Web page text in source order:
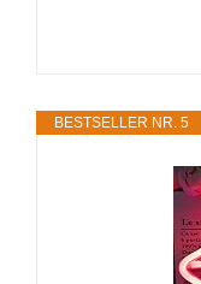
BESTSELLER NR. 5